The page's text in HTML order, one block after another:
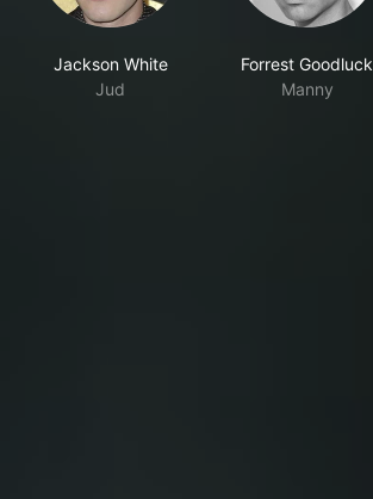
Jackson White
Jud
Forrest Goodluck
Manny